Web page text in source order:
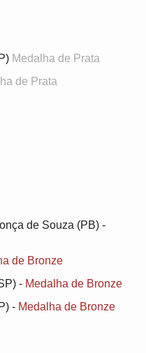
Medalha de Prata
de Prata
de Souza (PB) -
de Bronze
- Medalha de Bronze
- Medalha de Bronze